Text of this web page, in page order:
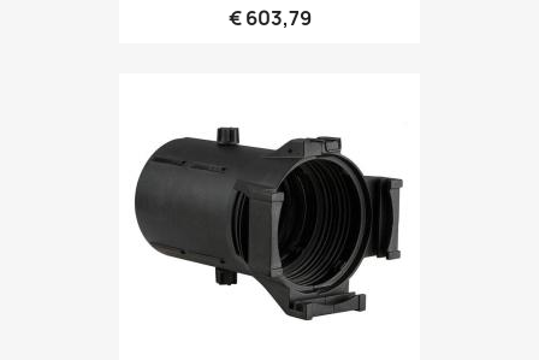
€ 603,79